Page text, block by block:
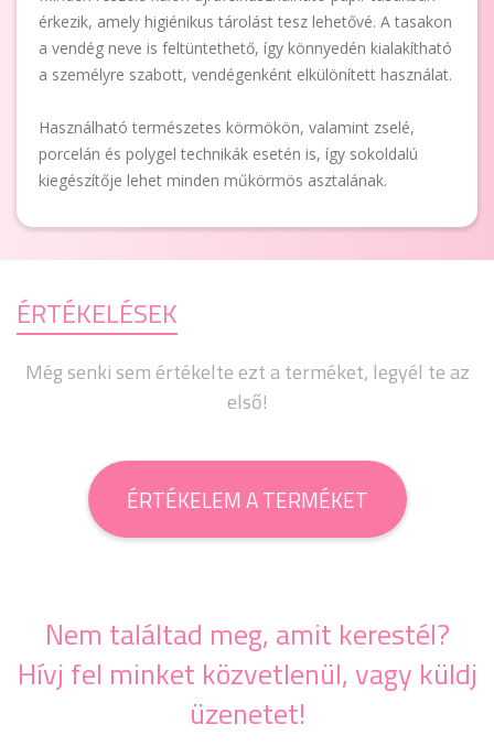
érkezik, amely higiénikus tárolást tesz lehetővé. A tasakon
a vendég neve is feltüntethető, így könnyedén kialakítható
a személyre szabott, vendégenként elkülönített használat.
Használható természetes körmökön, valamint zselé,
porcelán és polygel technikák esetén is, így sokoldalú
kiegészítője lehet minden műkörmös asztalának.
ÉRTÉKELÉSEK
Még senki sem értékelte ezt a terméket, legyél te az
első!
ÉRTÉKELEM A TERMÉKET
Nem találtad meg, amit kerestél?
Hívj fel minket közvetlenül, vagy küldj
üzenetet!